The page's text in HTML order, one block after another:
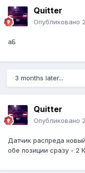
Quitter
Опубликовано
аБ
3 months later...
Quitter
Опубликовано
Датчик распреда
обе позиции сразу - 2 К